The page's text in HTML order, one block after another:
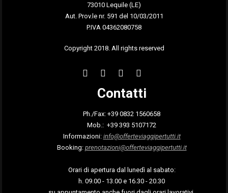
73010 Lequile (LE)
Aut. Prov.le nr. 591 del 10/03/2011
P.IVA 04362080758
Copyright 2018. All rights reserved
Contatti
Ph./Fax: +39 0832 1560658
Mob.: +39 393 5107172
Informazioni: info@offerteviaggipertutti.it
Booking: prenotazioni@offerteviaggipertutti.it
Orari di apertura dal lunedì al sabato:
h. 09.00 - 13.00 e 16.30 - 20.30